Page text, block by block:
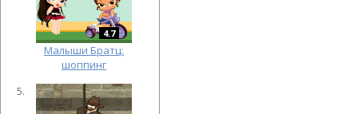
4.7
Малыши Братц:
шоппинг